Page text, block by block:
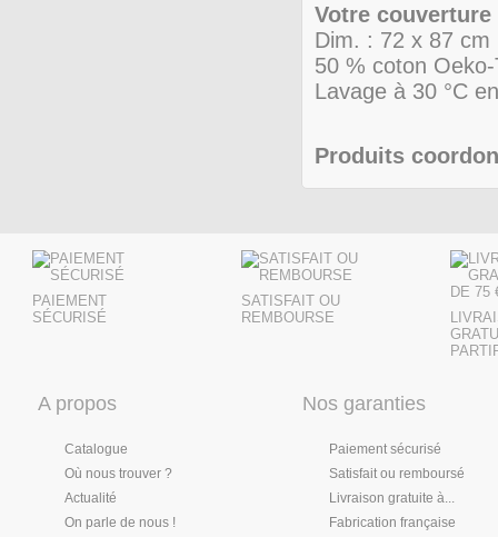
Votre couverture
Dim. : 72 x 87 cm
50 % coton
Lavage à 30 °C
Produits
PAIEMENT
SÉCURISÉ
SATISFAIT OU
REMBOURSE
A propos
Catalogue
Où nous trouver ?
Actualité
On parle de nous !
Nos garanties
Paiement sécurisé
Satisfait ou remboursé
Livraison gratuite à...
Fabrication française